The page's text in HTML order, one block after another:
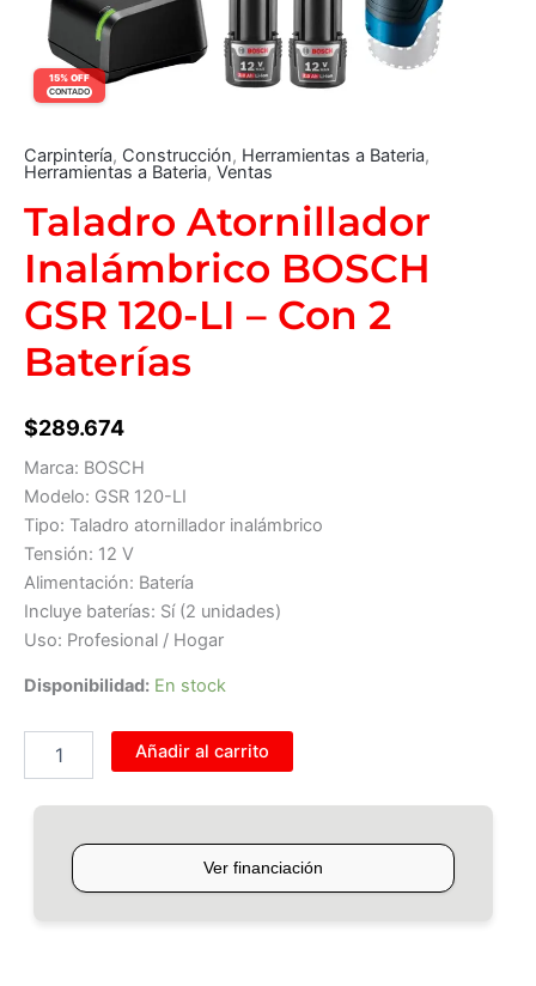
15% OFF
CONTADO
Carpintería, Construcción, Herramientas a Bateria,
Herramientas a Bateria, Ventas
Taladro Atornillador
Inalámbrico BOSCH
GSR 120-LI – Con 2
Baterías
$289.674
Marca: BOSCH
Modelo: GSR 120-LI
Tipo: Taladro atornillador inalámbrico
Tensión: 12 V
Alimentación: Batería
Incluye baterías: Sí (2 unidades)
Uso: Profesional / Hogar
Disponibilidad: En stock
Añadir al carrito